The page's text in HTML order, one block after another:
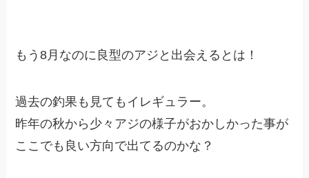
もう8月なのに良型のアジと出会えるとは！
過去の釣果も見てもイレギュラー。
昨年の秋から少々アジの様子がおかしかった事が
ここでも良い方向で出てるのかな？